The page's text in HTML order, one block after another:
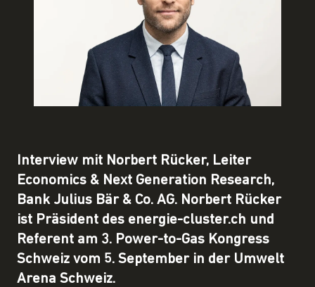
Interview mit Norbert Rücker, Leiter
Economics & Next Generation Research,
Bank Julius Bär & Co. AG. Norbert Rücker
ist Präsident des energie-cluster.ch und
Referent am 3. Power-to-Gas Kongress
Schweiz vom 5. September in der Umwelt
Arena Schweiz.